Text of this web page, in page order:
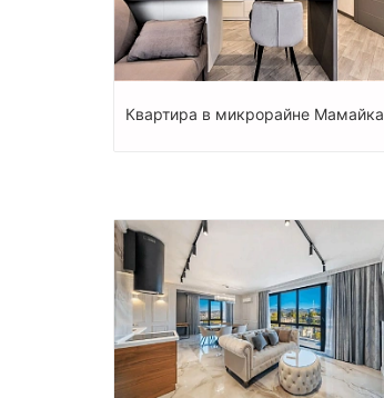
Квартира в микрорайне Мамайка